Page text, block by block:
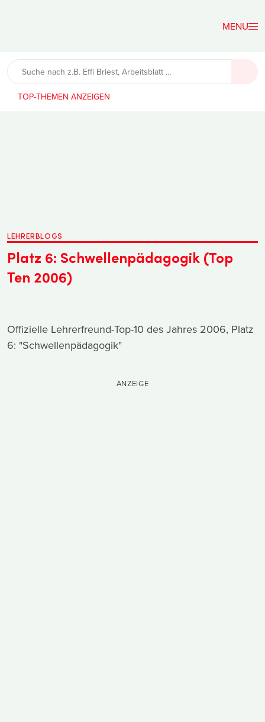
Lehrerfreund
TOP-THEMEN
LEHRERBLOGS
Platz 6: Schwellenpädagogik (Top
Ten 2006)
Offizielle Lehrerfreund-Top-10 des Jahres 2006, Platz
6: "Schwellenpädagogik"
ANZEIGE